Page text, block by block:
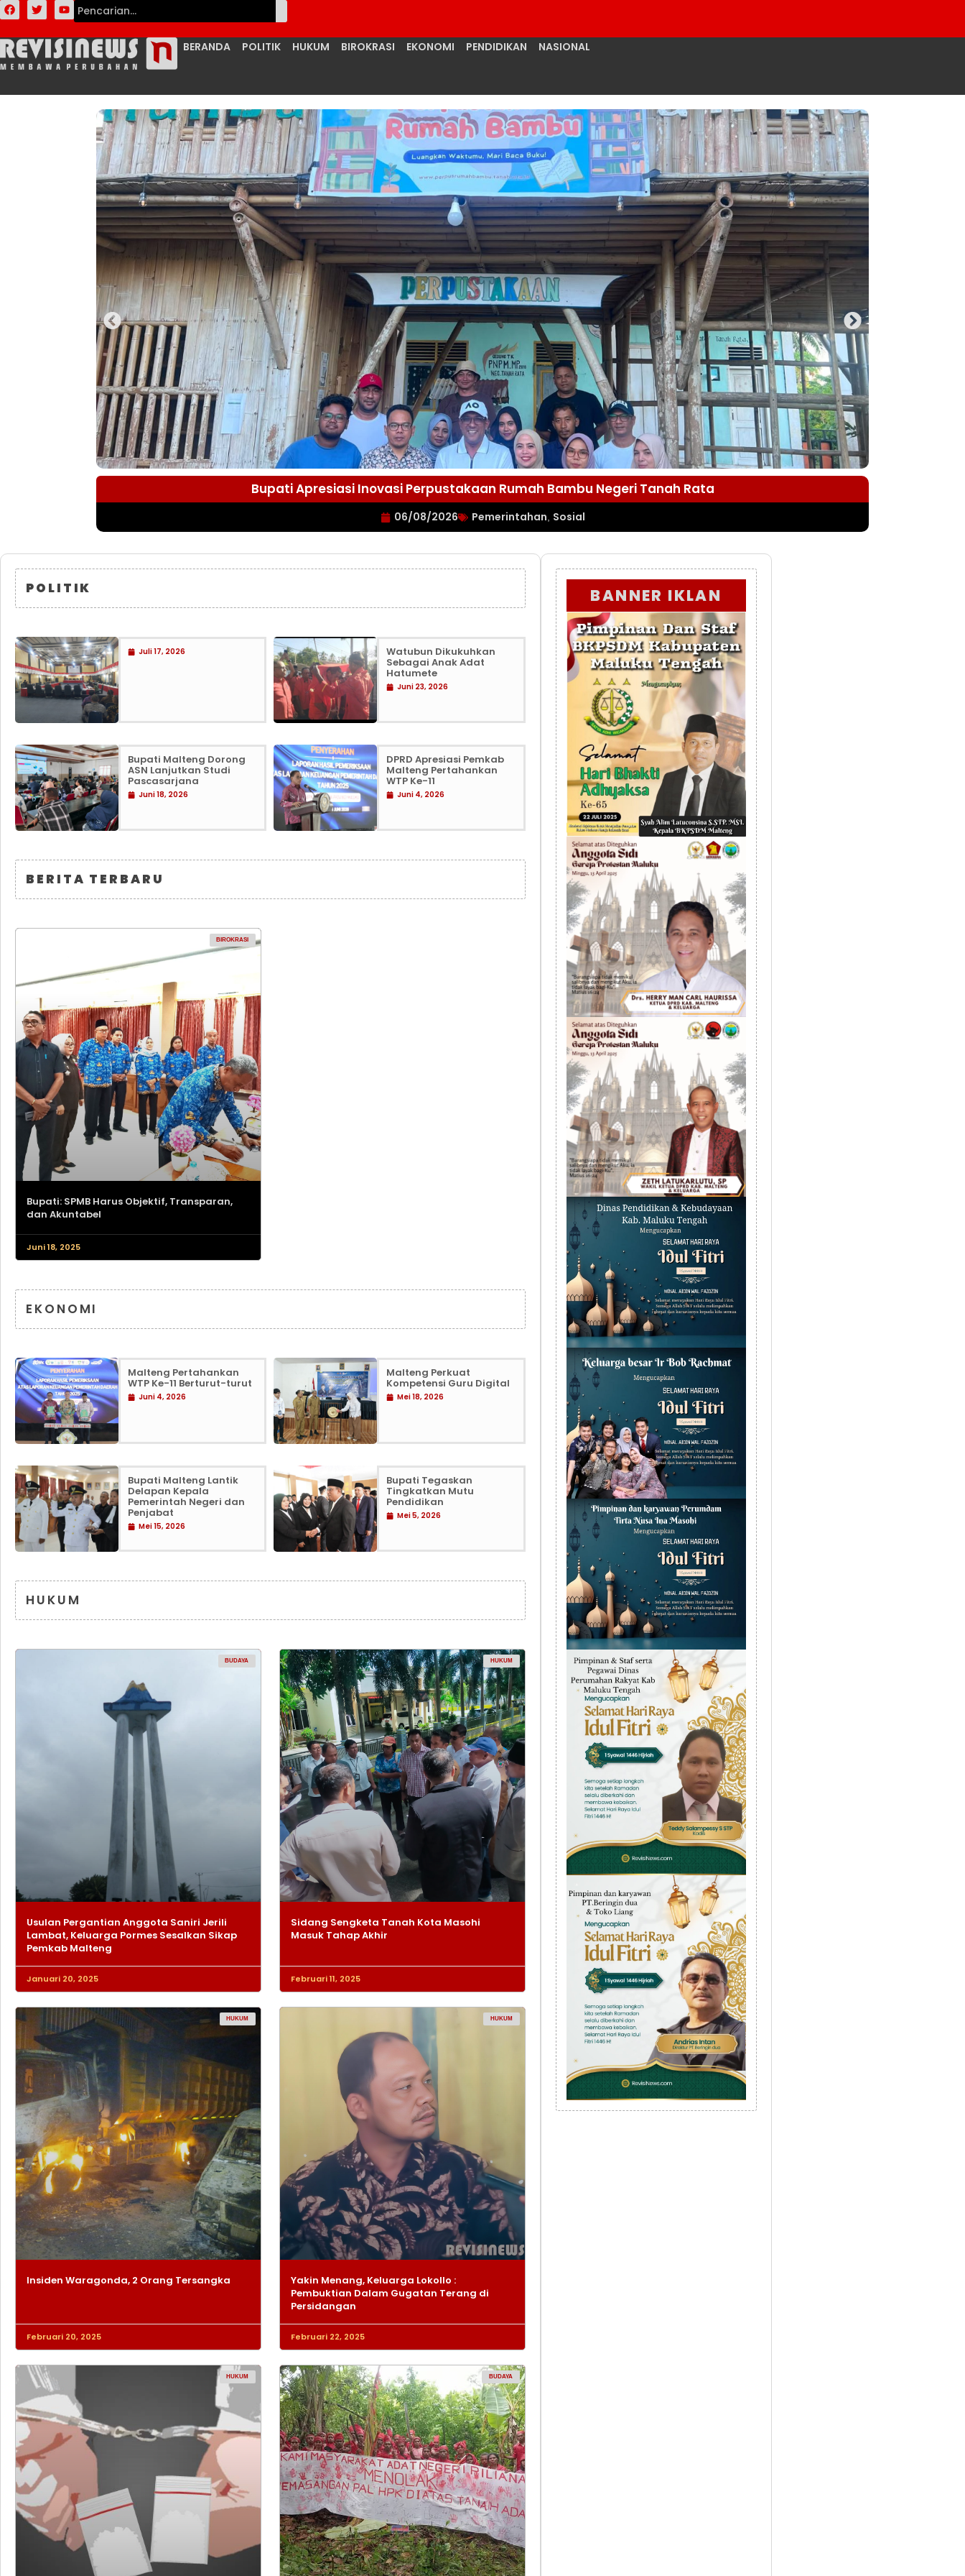
BERANDA POLITIK HUKUM BIROKRASI EKONOMI PENDIDIKAN NASIONAL
Bupati Apresiasi Inovasi Perpustakaan Rumah Bambu Negeri Tanah Rata
06/08/2026 Pemerintahan Sosial
POLITIK
Juli 17, 2026 Watubun Dikukuhkan
Sebagai Anak Adat
Hatumete
Juni 23, 2026
Bupati Malteng Dorong
ASN Lanjutkan Studi
Pascasarjana
Juni 18, 2026
DPRD Apresiasi Pemkab
Malteng Pertahankan
WTP Ke-11
Juni 4, 2026
BERITA TERBARU
BIROKRASI
Bupati: SPMB Harus Objektif, Transparan,
dan Akuntabel
Juni 18, 2025
EKONOMI
Malteng Pertahankan
WTP Ke-11 Berturut-turut
Juni 4, 2026
Malteng Perkuat
Kompetensi Guru Digital
Mei 18, 2026
Bupati Malteng Lantik
Delapan Kepala
Pemerintah Negeri dan
Penjabat
Mei 15, 2026
Bupati Tegaskan
Tingkatkan Mutu
Pendidikan
Mei 5, 2026
HUKUM
BUDAYA
Usulan Pergantian Anggota Saniri Jerili
Lambat, Keluarga Pormes Sesalkan Sikap
Pemkab Malteng
Januari 20, 2025
HUKUM
Sidang Sengketa Tanah Kota Masohi
Masuk Tahap Akhir
Februari 11, 2025
HUKUM
Insiden Waragonda, 2 Orang Tersangka
Februari 20, 2025
HUKUM
Yakin Menang, Keluarga Lokollo :
Pembuktian Dalam Gugatan Terang di
Persidangan
Februari 22, 2025
HUKUM BUDAYA
BANNER IKLAN